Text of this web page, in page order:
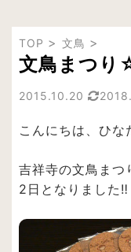
TOP 文鳥
文鳥まつり
2015.10.20
こんにちは、ひな
吉祥寺の文鳥ま
2日となりました‼